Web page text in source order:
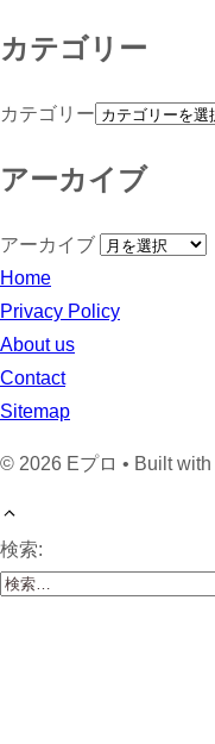
カテゴリー
カテゴリー
アーカイブ
アーカイブ
Home
Privacy Policy
About us
Contact
Sitemap
© 2026 Eプロ • Built with
検索: